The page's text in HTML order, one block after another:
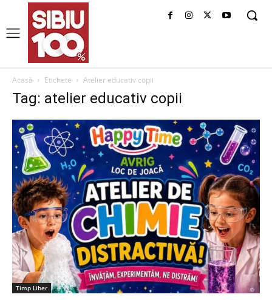
Acasă Etichete Atelier educativ copii
Tag: atelier educativ copii
Timp Liber